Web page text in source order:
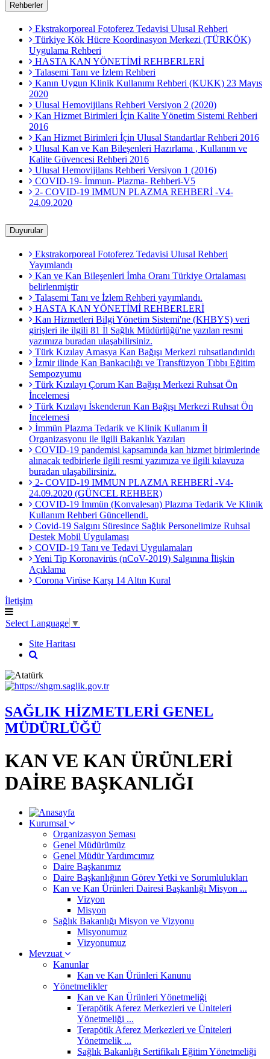
Rehberler
Ekstrakorporeal Fotoferez Tedavisi Ulusal Rehberi
Türkiye Kök Hücre Koordinasyon Merkezi (TÜRKÖK)
Uygulama Rehberi
HASTA KAN YÖNETİMİ REHBERLERİ
Talasemi Tanı ve İzlem Rehberi
Kanın Uygun Klinik Kullanımı Rehberi (KUKK) 23 Mayıs
2020
Ulusal Hemovijilans Rehberi Versiyon 2 (2020)
Kan Hizmet Birimleri İçin Kalite Yönetim Sistemi Rehberi
2016
Kan Hizmet Birimleri İçin Ulusal Standartlar Rehberi 2016
Ulusal Kan ve Kan Bileşenleri Hazırlama , Kullanım ve
Kalite Güvencesi Rehberi 2016
Ulusal Hemovijilans Rehberi Versiyon 1 (2016)
COVID-19- İmmun- Plazma- Rehberi-V5
2- COVID-19 IMMUN PLAZMA REHBERİ -V4-
24.09.2020
Duyurular
Ekstrakorporeal Fotoferez Tedavisi Ulusal Rehberi
Yayımlandı
Kan ve Kan Bileşenleri İmha Oranı Türkiye Ortalaması
belirlenmiştir
Talasemi Tanı ve İzlem Rehberi yayımlandı.
HASTA KAN YÖNETİMİ REHBERLERİ
Kan Hizmetleri Bilgi Yönetim Sistemi'ne (KHBYS) veri
girişleri ile ilgili 81 İl Sağlık Müdürlüğü'ne yazılan resmi
yazımıza buradan ulaşabilirsiniz.
Türk Kızılay Amasya Kan Bağışı Merkezi ruhsatlandırıldı
İzmir ilinde Kan Bankacılığı ve Transfüzyon Tıbbı Eğitim
Sempozyumu
Türk Kızılayı Çorum Kan Bağışı Merkezi Ruhsat Ön
İncelemesi
Türk Kızılayı İskenderun Kan Bağışı Merkezi Ruhsat Ön
İncelemesi
İmmün Plazma Tedarik ve Klinik Kullanım İl
Organizasyonu ile ilgili Bakanlık Yazıları
COVID-19 pandemisi kapsamında kan hizmet birimlerinde
alınacak tedbirlerle ilgili resmi yazımıza ve ilgili kılavuza
buradan ulaşabilirsiniz.
2- COVID-19 IMMUN PLAZMA REHBERİ -V4-
24.09.2020 (GÜNCEL REHBER)
COVID-19 İmmün (Konvalesan) Plazma Tedarik Ve Klinik
Kullanım Rehberi Güncellendi.
Covid-19 Salgını Süresince Sağlık Personelimize Ruhsal
Destek Mobil Uygulaması
COVID-19 Tanı ve Tedavi Uygulamaları
Yeni Tip Koronavirüs (nCoV-2019) Salgınına İlişkin
Açıklama
Corona Virüse Karşı 14 Altın Kural
İletişim
Select Language ▼
Site Haritası
SAĞLIK HİZMETLERİ GENEL
MÜDÜRLÜĞÜ
KAN VE KAN ÜRÜNLERİ
DAİRE BAŞKANLIĞI
Kurumsal
Organizasyon Şeması
Genel Müdürümüz
Genel Müdür Yardımcımız
Daire Başkanımız
Daire Başkanlığının Görev Yetki ve Sorumlulukları
Kan ve Kan Ürünleri Dairesi Başkanlığı Misyon ...
Vizyon
Misyon
Sağlık Bakanlığı Misyon ve Vizyonu
Misyonumuz
Vizyonumuz
Mevzuat
Kanunlar
Kan ve Kan Ürünleri Kanunu
Yönetmelikler
Kan ve Kan Ürünleri Yönetmeliği
Terapötik Aferez Merkezleri ve Üniteleri
Yönetmeliği ...
Terapötik Aferez Merkezleri ve Üniteleri
Yönetmelik ...
Sağlık Bakanlığı Sertifikalı Eğitim Yönetmeliği